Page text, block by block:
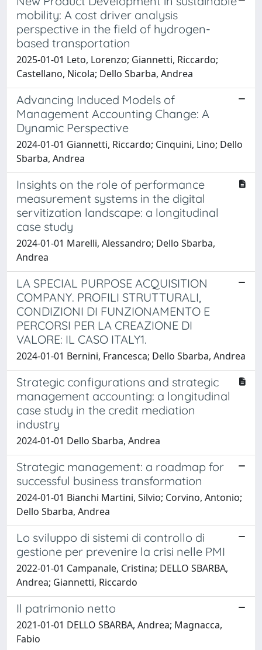
mobility: A cost driver analysis
perspective in the field of hydrogen-
based transportation
2025-01-01 Leto, Lorenzo; Giannetti, Riccardo;
Castellano, Nicola; Dello Sbarba, Andrea
Advancing Induced Models of
Management Accounting Change: A
Dynamic Perspective
2024-01-01 Giannetti, Riccardo; Cinquini, Lino; Dello
Sbarba, Andrea
Insights on the role of performance
measurement systems in the digital
servitization landscape: a longitudinal
case study
2024-01-01 Marelli, Alessandro; Dello Sbarba,
Andrea
LA SPECIAL PURPOSE ACQUISITION
COMPANY. PROFILI STRUTTURALI,
CONDIZIONI DI FUNZIONAMENTO E
PERCORSI PER LA CREAZIONE DI
VALORE: IL CASO ITALY1.
2024-01-01 Bernini, Francesca; Dello Sbarba, Andrea
Strategic configurations and strategic
management accounting: a longitudinal
case study in the credit mediation
industry
2024-01-01 Dello Sbarba, Andrea
Strategic management: a roadmap for
successful business transformation
2024-01-01 Bianchi Martini, Silvio; Corvino, Antonio;
Dello Sbarba, Andrea
Lo sviluppo di sistemi di controllo di
gestione per prevenire la crisi nelle PMI
2022-01-01 Campanale, Cristina; DELLO SBARBA,
Andrea; Giannetti, Riccardo
Il patrimonio netto
2021-01-01 DELLO SBARBA, Andrea; Magnacca,
Fabio